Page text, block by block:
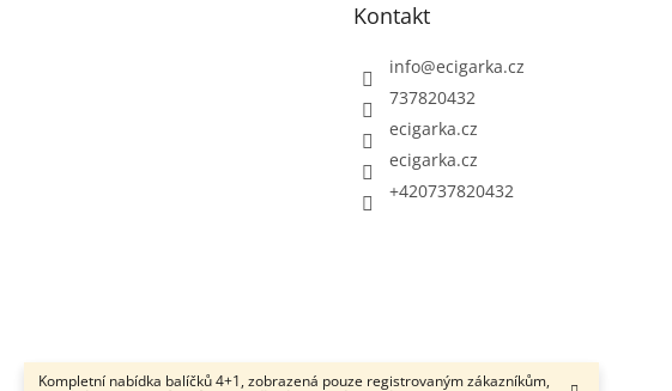
Kompletní nabídka balíčků 4+1, zobrazená pouze registrovaným zákazníkům,
Kontakt
info@ecigarka.cz
737820432
ecigarka.cz
ecigarka.cz
+420737820432